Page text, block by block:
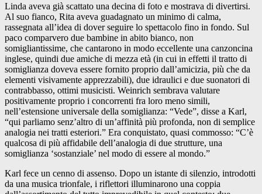
Linda aveva già scattato una decina di foto e mostrava di divertirsi.
Al suo fianco, Rita aveva guadagnato un minimo di calma,
rassegnata all’idea di dover seguire lo spettacolo fino in fondo. Sul
paco comparvero due bambine in abito bianco, non
somigliantissime, che cantarono in modo eccellente una canzoncina
inglese, quindi due amiche di mezza età (in cui in effetti il tratto di
somiglianza doveva essere fornito proprio dall’amicizia, più che da
elementi visivamente apprezzabili), due idraulici e due suonatori di
contrabbasso, ottimi musicisti. Weinrich sembrava valutare
positivamente proprio i concorrenti fra loro meno simili,
nell’estensione universale della somiglianza: “Vede”, disse a Karl,
“qui parliamo senz’altro di un’affinità più profonda, non di semplice
analogia nei tratti esteriori.” Era conquistato, quasi commosso: “C’è
qualcosa di più affidabile dell’analogia di due strutture, una
somiglianza ‘sostanziale’ nel modo di essere al mondo.”
Karl fece un cenno di assenso. Dopo un istante di silenzio, introdotti
da una musica trionfale, i riflettori illuminarono una coppia